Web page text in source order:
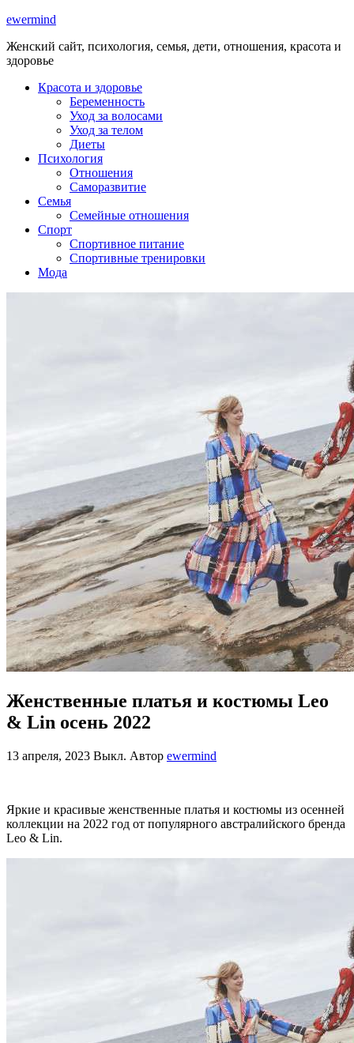
ewermind
Женский сайт, психология, семья, дети, отношения, красота и
здоровье
Красота и здоровье
Беременность
Уход за волосами
Уход за телом
Диеты
Психология
Отношения
Саморазвитие
Семья
Семейные отношения
Спорт
Спортивное питание
Спортивные тренировки
Мода
Женственные платья и костюмы Leo
& Lin осень 2022
13 апреля, 2023 Выкл. Автор ewermind
Яркие и красивые женственные платья и костюмы из осенней
коллекции на 2022 год от популярного австралийского бренда
Leo & Lin.